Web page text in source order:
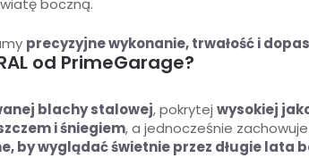
boczną.
precyzyjne wykonanie, trwałość i
od PrimeGarage?
blachy stalowej, pokrytej wysokiej
i śniegiem, a jednocześnie
by wyglądać świetnie przez długie lata